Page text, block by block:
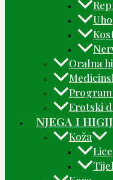
Oralna
Program
Erotski
NJEGA I
Koža
Lice